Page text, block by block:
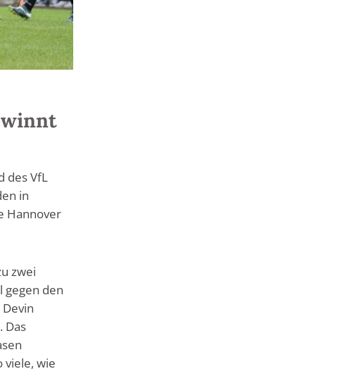
des VfL
in
Hannover
zwei
gegen den
Das
viele, wie